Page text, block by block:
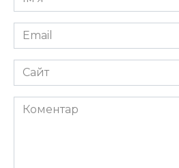
*
Email
*
Сайт
Коментар